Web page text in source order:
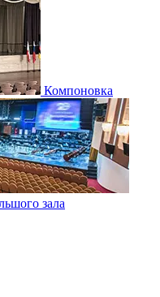
Компоновка
зала